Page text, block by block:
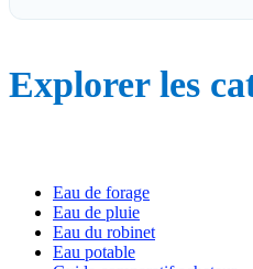
Explorer les
Eau de forage
Eau de pluie
Eau du robinet
Eau potable